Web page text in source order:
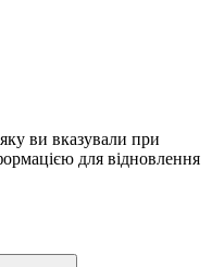
ви вказували при
для відновлення